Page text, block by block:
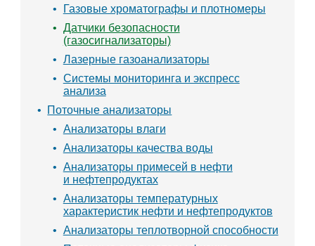
Газовые хроматографы и плотномеры
Датчики безопасности
(газосигнализаторы)
Лазерные газоанализаторы
Системы мониторинга и экспресс
анализа
Поточные анализаторы
Анализаторы влаги
Анализаторы качества воды
Анализаторы примесей в нефти
и нефтепродуктах
Анализаторы температурных
характеристик нефти и нефтепродуктов
Анализаторы теплотворной способности